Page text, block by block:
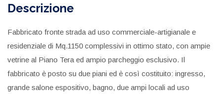
Descrizione
Fabbricato fronte strada ad uso commerciale-artigianale e
residenziale di Mq.1150 complessivi in ottimo stato, con ampie
vetrine al Piano Tera ed ampio parcheggio esclusivo. Il
fabbricato è posto su due piani ed è così costituito: ingresso,
grande salone espositivo, bagno, due ampi locali ad uso